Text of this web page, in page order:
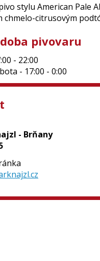
stylu American Pale
chmelo-citrusovým
pivovaru
- 22:00
- 17:00 - 0:00
- Brňany